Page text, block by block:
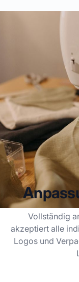
Vollständig
akzeptiert alle
Logos und